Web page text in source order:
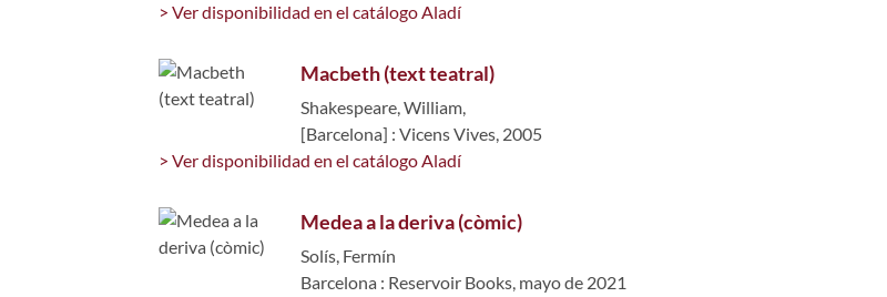
> Ver disponibilidad en el catálogo Aladí
Macbeth (text teatral)
Shakespeare, William,
[Barcelona] : Vicens Vives, 2005
> Ver disponibilidad en el catálogo Aladí
Medea a la deriva (còmic)
Solís, Fermín
Barcelona : Reservoir Books, mayo de 2021